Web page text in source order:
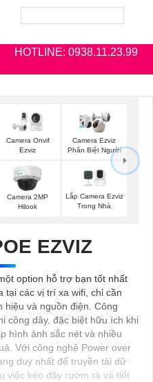
HOTLINE: 0938.11.23.99
Camera Onvif
Ezviz
Camera Ezviz
Phân Biệt Người
Camera 2MP
Hilook
Lắp Camera Ezviz
Trong Nhà
EZVIZ
option hỗ trợ bạn tốt nhất
tại các vị trí xa wifi, chỉ cần
hiệu và nguồn điện. Công
công dây, đặc biệt hữu ích khi
hình ảnh sắc nét và nhiều
Với công nghệ Power over
duy nhất để truyền tải dữ
việc kéo dây rườm rà và tiết